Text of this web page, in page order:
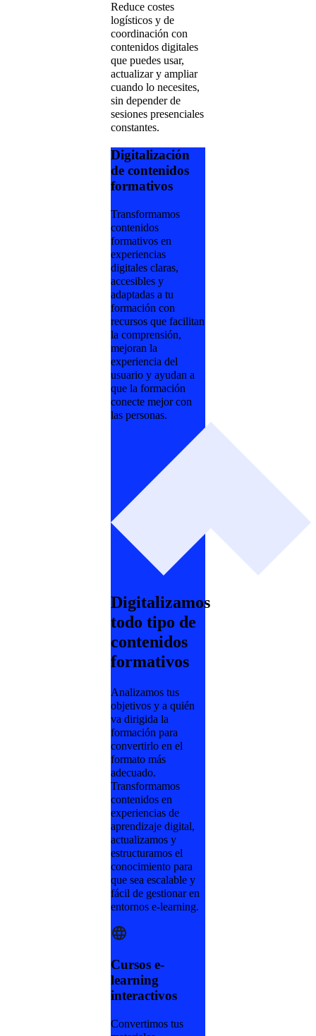
Reduce costes
logísticos y de
coordinación con
contenidos digitales
que puedes usar,
actualizar y ampliar
cuando lo necesites,
sin depender de
sesiones presenciales
constantes.
Digitalización
de contenidos
formativos
Transformamos
contenidos
formativos en
experiencias
digitales claras,
accesibles y
adaptadas a tu
formación con
recursos que facilitan
la comprensión,
mejoran la
experiencia del
usuario y ayudan a
que la formación
conecte mejor con
las personas.
Digitalizamos
todo tipo de
contenidos
formativos
Analizamos tus
objetivos y a quién
va dirigida la
formación para
convertirlo en el
formato más
adecuado.
Transformamos
contenidos en
experiencias de
aprendizaje digital,
actualizamos y
estructuramos el
conocimiento para
que sea escalable y
fácil de gestionar en
entornos e-learning.
Cursos e-
learning
interactivos
Convertimos tus